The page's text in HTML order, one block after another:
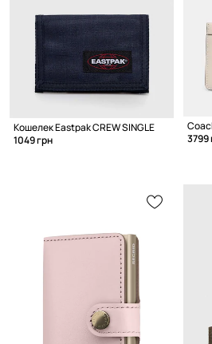
Кошелек Eastpak CREW SINGLE
1049 грн
3799